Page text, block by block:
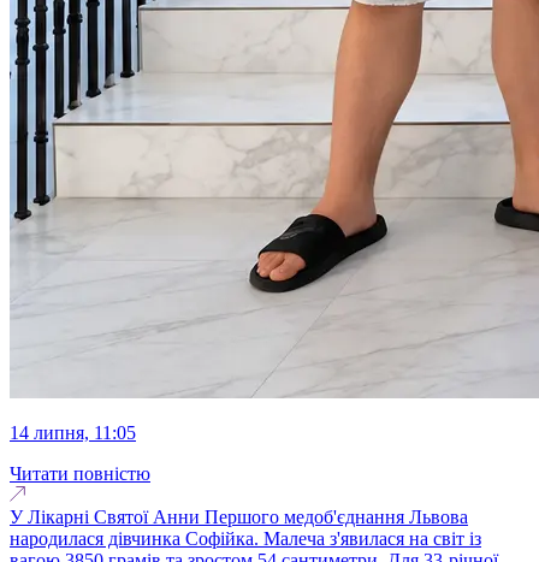
14 липня, 11:05
Читати повністю
У Лікарні Святої Анни Першого медоб'єднання Львова
народилася дівчинка Софійка. Малеча з'явилася на світ із